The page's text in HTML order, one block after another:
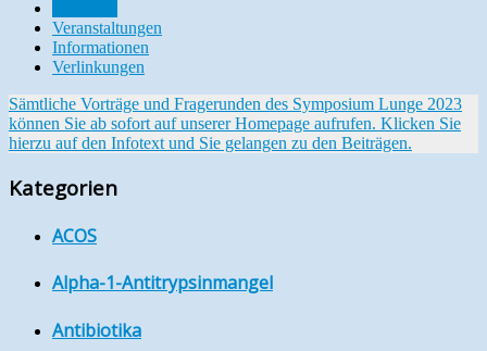
Veranstaltungen
Informationen
Verlinkungen
Sämtliche Vorträge und Fragerunden des Symposium Lunge 2023
können Sie ab sofort auf unserer Homepage aufrufen. Klicken Sie
hierzu auf den Infotext und Sie gelangen zu den Beiträgen.
Kategorien
ACOS
Alpha-1-Antitrypsinmangel
Antibiotika